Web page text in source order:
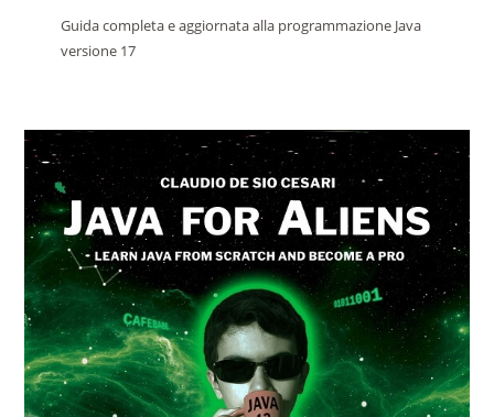
Guida completa e aggiornata alla programmazione Java
versione 17